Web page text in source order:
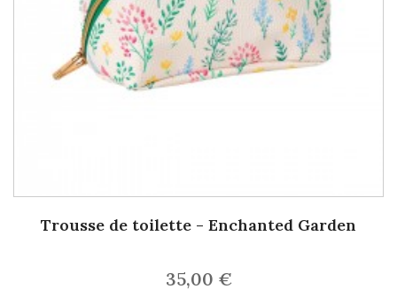
Trousse de toilette - Enchanted Garden
35,00 €